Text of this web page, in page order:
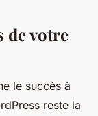
de votre
le succès à
reste la